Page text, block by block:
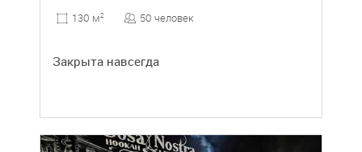
130 м2 50 человек
Закрыта навсегда